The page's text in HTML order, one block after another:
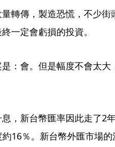
轉傳，製造恐慌，不少街
一定會虧損的投資。
：會。但是幅度不會太大
，新台幣匯率因此走了2
16％。新台幣外匯市場